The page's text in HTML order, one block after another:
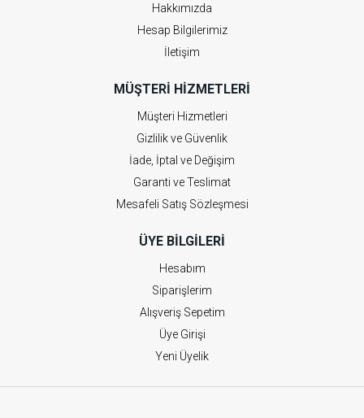
Hakkımızda
Hesap Bilgilerimiz
İletişim
MÜŞTERI HIZMETLERI
Müşteri Hizmetleri
Gizlilik ve Güvenlik
İade, İptal ve Değişim
Garanti ve Teslimat
Mesafeli Satış Sözleşmesi
ÜYE BILGILERI
Hesabım
Siparişlerim
Alışveriş Sepetim
Üye Girişi
Yeni Üyelik